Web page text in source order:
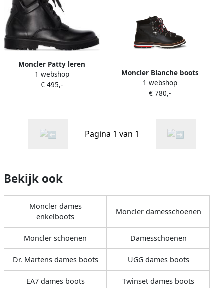
Moncler Patty leren
enkellaarzen Zwart
1 webshop
€ 495,-
Moncler Blanche boots
Zwart
1 webshop
€ 780,-
Pagina 1 van 1
Bekijk ook
Moncler dames
enkelboots
Moncler damesschoenen
Moncler schoenen Damesschoenen
Dr. Martens dames boots UGG dames boots
EA7 dames boots Twinset dames boots